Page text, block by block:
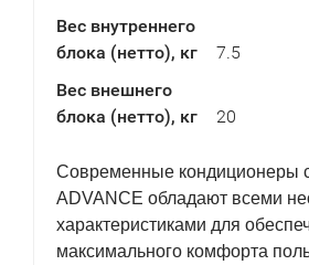
Вес внутреннего
блока (нетто), кг
7.5
Вес внешнего
блока (нетто), кг
20
Современные кондиционеры
ADVANCE обладают всеми
характеристиками для
максимального комфорта